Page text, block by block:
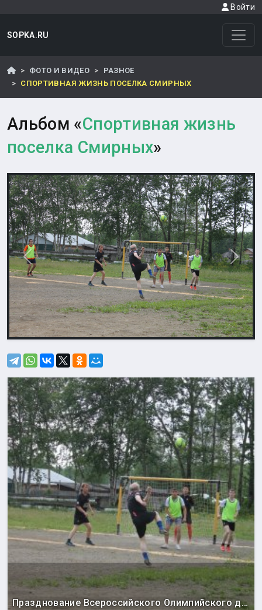
Войти
SOPKA.RU
ФОТО И ВИДЕО
РАЗНОЕ
СПОРТИВНАЯ ЖИЗНЬ ПОСЕЛКА СМИРНЫХ
Альбом «Спортивная жизнь
поселка Смирных»
Назад
Празднование Всероссийского Олимпийского дня